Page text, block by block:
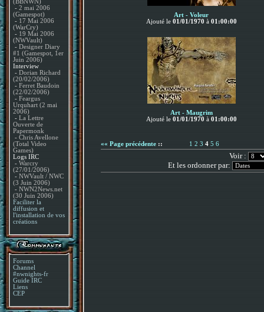
(BBNWN)
- 2 mai 2006
(Gamespot)
- 17 Mai 2006
(WarCry)
- 19 Mai 2006
(NWVault)
- Designer Diary
#1 (Gamespot, 1er
Juin 2006)
Interview
- Dorian Richard
(20/02/2006)
- Ferret Baudoin
(22/02/2006)
- Feargus
Urquhart (2 mai
2006)
- La Lettre
Ouverte de
Papermonk
- Chris Avellone
(Total Video
Games)
Logs IRC
- Warcry
(27/01/2006)
- NWVault / NWC
(3 Juin 2006)
- NWN2News.net
(30 Juin 2006)
Faciliter la
diffusion et
l'installation de vos
créations
Forums
Channel
#nwnights-fr
Guide IRC
Liens
CEP
Art - Voleur
Ajouté le 01/01/1970 à 01:00:00
Art - Maugrim
Ajouté le 01/01/1970 à 01:00:00
«« Page précédente :: 1 2 3 4 5 6
Voir :
Et les ordonner par: